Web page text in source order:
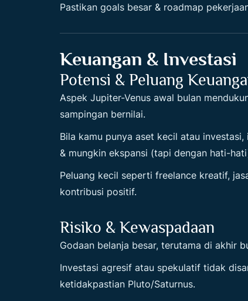
Pastikan goals besar & roadmap
Keuangan & Investasi
Potensi & Peluang
Aspek Jupiter-Venus awal bulan
sampingan bernilai.
Bila kamu punya aset kecil atau
& mungkin ekspansi (tapi dengan hati-
Peluang kecil seperti freelance kreatif,
kontribusi positif.
Risiko & Kewaspadaan
Godaan belanja besar, terutama di akhir
Investasi agresif atau spekulatif tidak
ketidakpastian Pluto/Saturnus.